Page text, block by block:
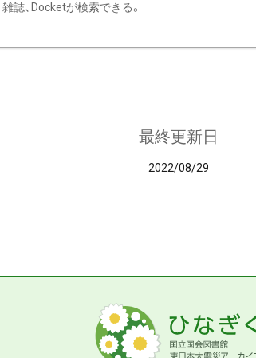
雑誌、Docketが検索できる。
最終更新日
2022/08/29